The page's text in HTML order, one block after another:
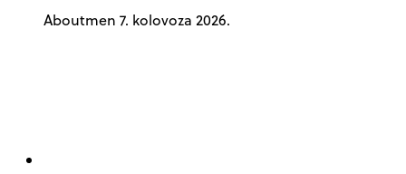
Aboutmen 7. kolovoza 2026.